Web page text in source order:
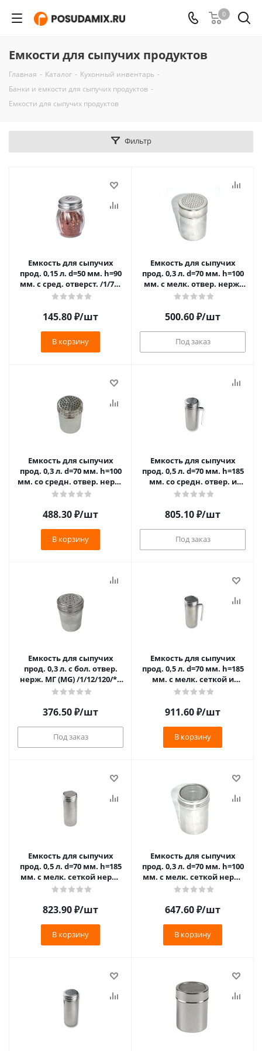
0
Емкости для сыпучих продуктов
Главная - Каталог - Кухонный инвентарь -
Банки и емкости для сыпучих продуктов -
Емкости для сыпучих продуктов
Фильтр
Емкость для сыпучих
прод. 0,15 л. d=50 мм. h=90
мм. с сред. отверст. /1/72/
(232) **
145.80₽/шт
В корзину
Емкость для сыпучих
прод. 0,3 л. d=70 мм. h=100
мм. с мелк. отвер. нерж.
МГ (MG) /1/144/ (SPFLH10)
500.60₽/шт
Под заказ
Емкость для сыпучих
прод. 0,3 л. d=70 мм. h=100
мм. со средн. отвер. нерж.
МГ (MG) /1/144/ (SPTS10)
488.30₽/шт
В корзину
Емкость для сыпучих
прод. 0,5 л. d=70 мм. h=185
мм. со средн. отвер. и
ручкой нерж. МГ (MG)
805.10₽/шт
Под заказ
Емкость для сыпучих
прод. 0,3 л. с бол. отвер.
нерж. МГ (MG) /1/12/120/**
(KW-I-U)
376.50₽/шт
Под заказ
Емкость для сыпучих
прод. 0,5 л. d=70 мм. h=185
мм. с мелк. сеткой и
ручкой нерж. МГ (MG)
911.60₽/шт
В корзину
Емкость для сыпучих
прод. 0,5 л. d=70 мм. h=185
мм. с мелк. сеткой нерж.
МГ (MG) /1/6/72/ (DRG18M)
823.90₽/шт
В корзину
Емкость для сыпучих
прод. 0,3 л. d=70 мм. h=100
мм. с мелк. сеткой нерж.
МГ (MG) /1/144/ (SPM10)
647.60₽/шт
В корзину